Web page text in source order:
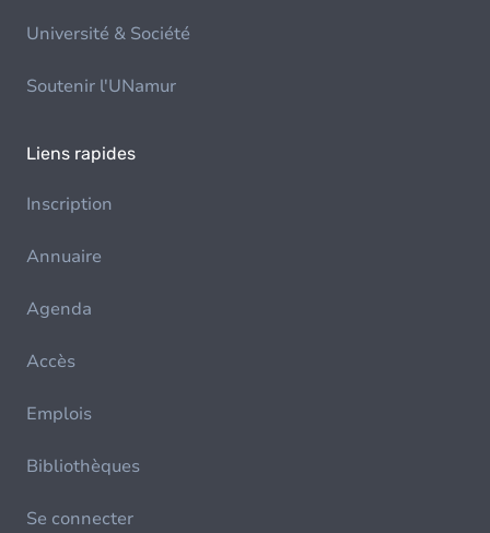
Université & Société
Soutenir l'UNamur
Liens rapides
Inscription
Annuaire
Agenda
Accès
Emplois
Bibliothèques
Se connecter